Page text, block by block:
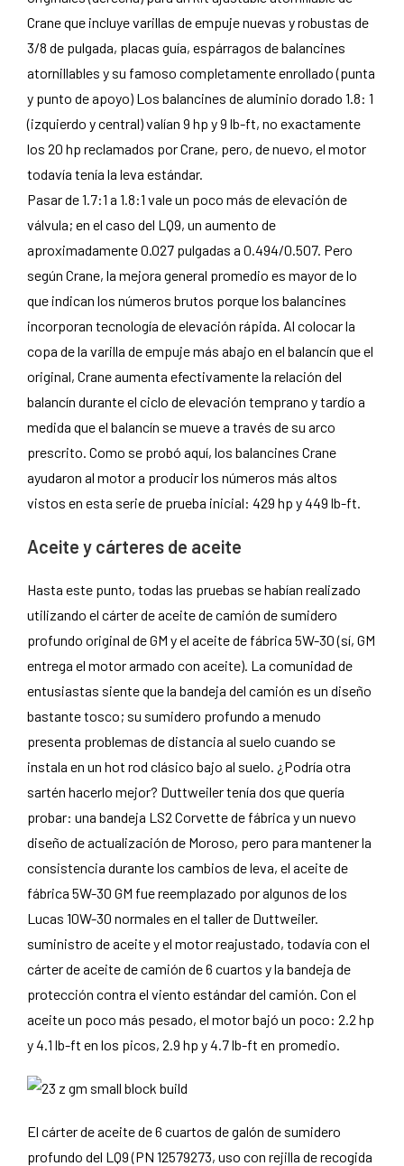
Crane que incluye varillas de empuje nuevas y robustas de
3/8 de pulgada, placas guía, espárragos de balancines
atornillables y su famoso completamente enrollado (punta
y punto de apoyo) Los balancines de aluminio dorado 1.8: 1
(izquierdo y central) valían 9 hp y 9 lb-ft, no exactamente
los 20 hp reclamados por Crane, pero, de nuevo, el motor
todavía tenía la leva estándar.
Pasar de 1.7:1 a 1.8:1 vale un poco más de elevación de
válvula; en el caso del LQ9, un aumento de
aproximadamente 0.027 pulgadas a 0.494/0.507. Pero
según Crane, la mejora general promedio es mayor de lo
que indican los números brutos porque los balancines
incorporan tecnología de elevación rápida. Al colocar la
copa de la varilla de empuje más abajo en el balancín que el
original, Crane aumenta efectivamente la relación del
balancín durante el ciclo de elevación temprano y tardío a
medida que el balancín se mueve a través de su arco
prescrito. Como se probó aquí, los balancines Crane
ayudaron al motor a producir los números más altos
vistos en esta serie de prueba inicial: 429 hp y 449 lb-ft.
Aceite y cárteres de aceite
Hasta este punto, todas las pruebas se habían realizado
utilizando el cárter de aceite de camión de sumidero
profundo original de GM y el aceite de fábrica 5W-30 (sí, GM
entrega el motor armado con aceite). La comunidad de
entusiastas siente que la bandeja del camión es un diseño
bastante tosco; su sumidero profundo a menudo
presenta problemas de distancia al suelo cuando se
instala en un hot rod clásico bajo al suelo. ¿Podría otra
sartén hacerlo mejor? Duttweiler tenía dos que quería
probar: una bandeja LS2 Corvette de fábrica y un nuevo
diseño de actualización de Moroso, pero para mantener la
consistencia durante los cambios de leva, el aceite de
fábrica 5W-30 GM fue reemplazado por algunos de los
Lucas 10W-30 normales en el taller de Duttweiler.
suministro de aceite y el motor reajustado, todavía con el
cárter de aceite de camión de 6 cuartos y la bandeja de
protección contra el viento estándar del camión. Con el
aceite un poco más pesado, el motor bajó un poco: 2.2 hp
y 4.1 lb-ft en los picos, 2.9 hp y 4.7 lb-ft en promedio.
El cárter de aceite de 6 cuartos de galón de sumidero
profundo del LQ9 (PN 12579273, uso con rejilla de recogida